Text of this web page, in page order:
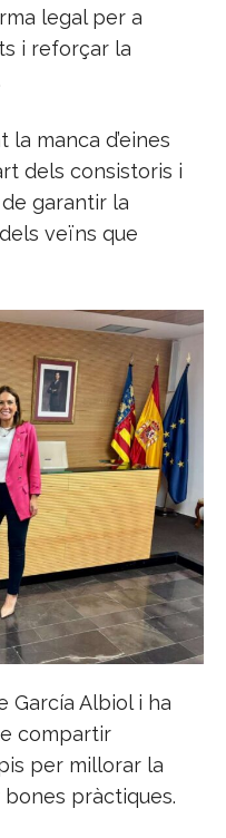
legal per a
i reforçar la
manca d’eines
dels consistoris i
garantir la
veïns que
García Albiol i ha
compartir
per millorar la
pràctiques.